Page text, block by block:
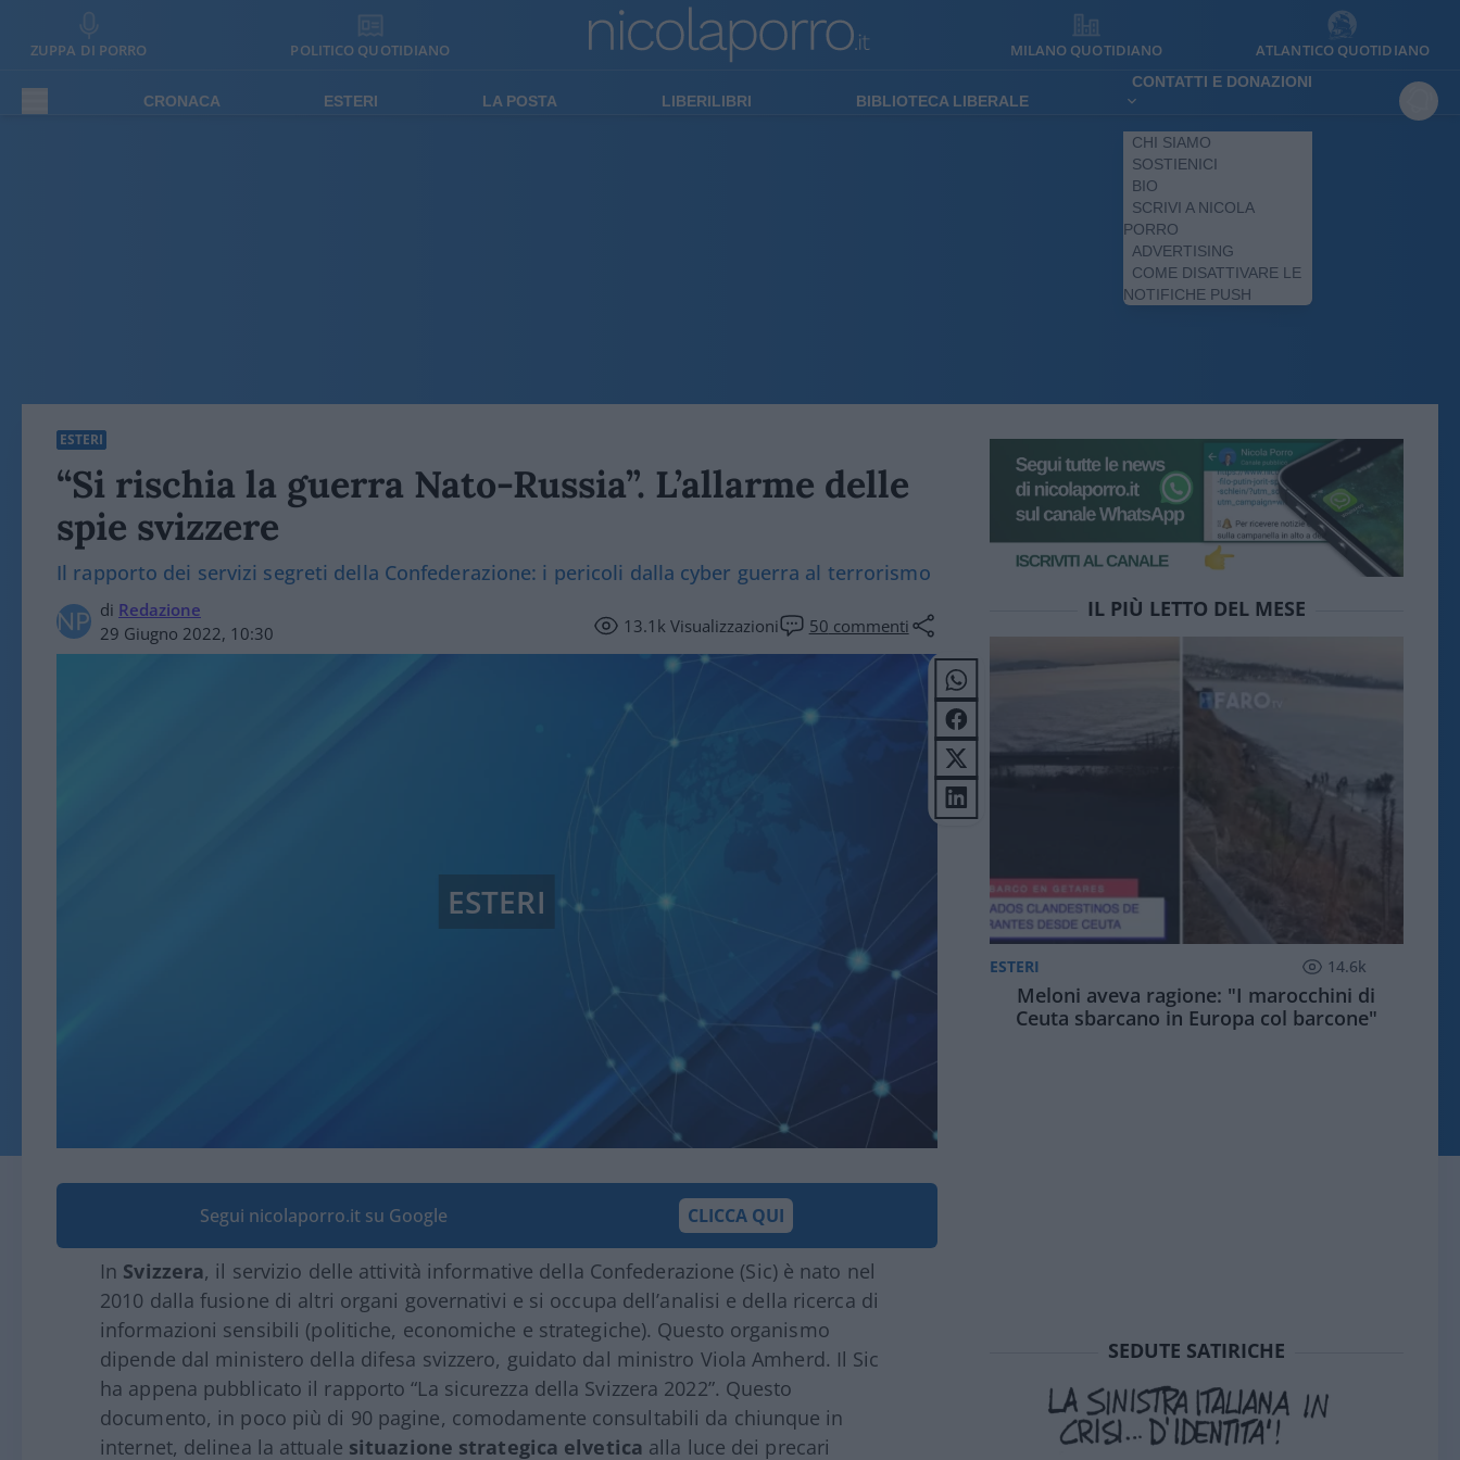
ZUPPA DI PORRO POLITICO QUOTIDIANO MILANO QUOTIDIANO ATLANTICO QUOTIDIANO
CRONACA ESTERI LA POSTA LIBERILIBRI BIBLIOTECA LIBERALE
CONTATTI E DONAZIONI
CHI SIAMO
SOSTIENICI
BIO
SCRIVI A NICOLA
PORRO
ADVERTISING
COME DISATTIVARE LE
NOTIFICHE PUSH
ESTERI
“Si rischia la guerra Nato-Russia”. L’allarme delle
spie svizzere
Il rapporto dei servizi segreti della Confederazione: i pericoli dalla cyber guerra al terrorismo
di Redazione
29 Giugno 2022, 10:30
13.1kVisualizzazioni 50 commenti
ESTERI
Segui nicolaporro.it su Google CLICCA QUI
In Svizzera, il servizio delle attività informative della Confederazione (Sic) è nato nel
2010 dalla fusione di altri organi governativi e si occupa dell’analisi e della ricerca di
informazioni sensibili (politiche, economiche e strategiche). Questo organismo
dipende dal ministero della difesa svizzero, guidato dal ministro Viola Amherd. Il Sic
ha appena pubblicato il rapporto “La sicurezza della Svizzera 2022”. Questo
documento, in poco più di 90 pagine, comodamente consultabili da chiunque in
internet, delinea la attuale situazione strategica elvetica alla luce dei precari
IL PIÙ LETTO DEL MESE
ESTERI 14.6k
Meloni aveva ragione: "I marocchini di
Ceuta sbarcano in Europa col barcone"
SEDUTE SATIRICHE